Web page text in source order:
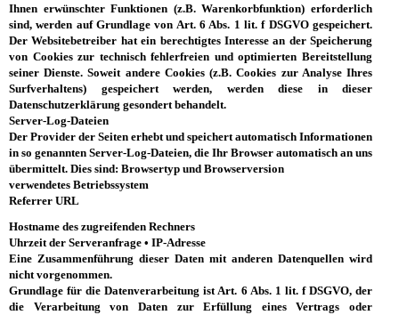
Ihnen erwünschter Funktionen (z.B. Warenkorbfunktion) erforderlich
sind, werden auf Grundlage von Art. 6 Abs. 1 lit. f DSGVO gespeichert.
Der Websitebetreiber hat ein berechtigtes Interesse an der Speicherung
von Cookies zur technisch fehlerfreien und optimierten Bereitstellung
seiner Dienste. Soweit andere Cookies (z.B. Cookies zur Analyse Ihres
Surfverhaltens) gespeichert werden, werden diese in dieser
Datenschutzerklärung gesondert behandelt.
Server-Log-Dateien
Der Provider der Seiten erhebt und speichert automatisch Informationen
in so genannten Server-Log-Dateien, die Ihr Browser automatisch an uns
übermittelt. Dies sind: Browsertyp und Browserversion
verwendetes Betriebssystem
Referrer URL
Hostname des zugreifenden Rechners
Uhrzeit der Serveranfrage • IP-Adresse
Eine Zusammenführung dieser Daten mit anderen Datenquellen wird
nicht vorgenommen.
Grundlage für die Datenverarbeitung ist Art. 6 Abs. 1 lit. f DSGVO, der
die Verarbeitung von Daten zur Erfüllung eines Vertrags oder